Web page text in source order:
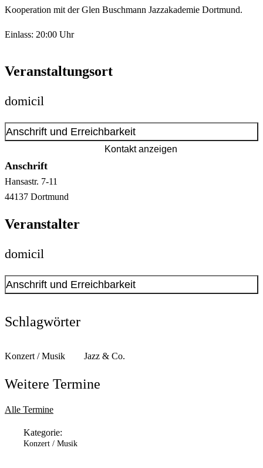
Kooperation mit der Glen Buschmann Jazzakademie Dortmund.
Einlass: 20:00 Uhr
Veranstaltungsort
domicil
Anschrift und Erreichbarkeit
Kontakt anzeigen
Anschrift
Hansastr. 7-11
44137 Dortmund
Veranstalter
domicil
Anschrift und Erreichbarkeit
Anschrift
Schlagwörter
Konzert / Musik Jazz & Co.
Weitere Termine
Alle Termine
Kategorie:
Konzert / Musik